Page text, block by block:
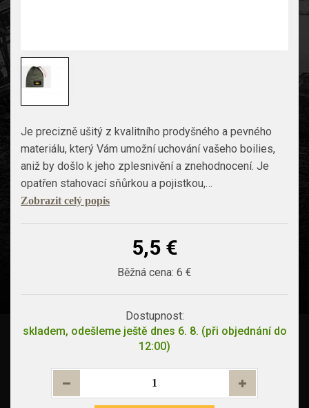
Je precizně ušitý z kvalitního prodyšného a pevného
materiálu, který Vám umožní uchování vašeho boilies,
aniž by došlo k jeho zplesnivění a znehodnocení. Je
opatřen stahovací sňůrkou a pojistkou,…
Zobrazit celý popis
5,5 €
Běžná cena: 6 €
Dostupnost:
skladem, odešleme ještě dnes 6. 8. (při objednání do
12:00)